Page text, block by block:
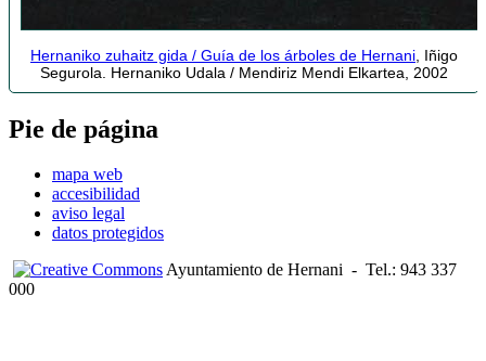
Hernaniko zuhaitz gida / Guía de los árboles de Hernani , Iñigo
Segurola. Hernaniko Udala / Mendiriz Mendi Elkartea, 2002
Pie de página
mapa web
accesibilidad
aviso legal
datos protegidos
Ayuntamiento de Hernani - Tel.: 943 337
000